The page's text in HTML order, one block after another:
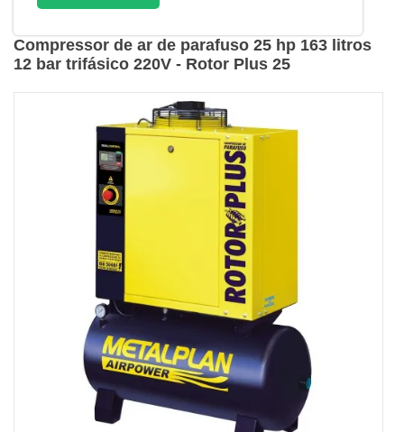
Compressor de ar de parafuso 25 hp 163 litros
12 bar trifásico 220V - Rotor Plus 25